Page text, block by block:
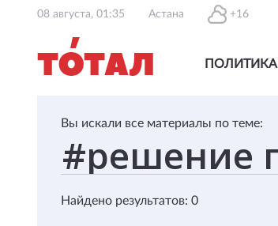
08 августа, 01:35 Астана +16
ПОЛИТИКА
Вы искали все материалы по теме:
Найдено результатов: 0